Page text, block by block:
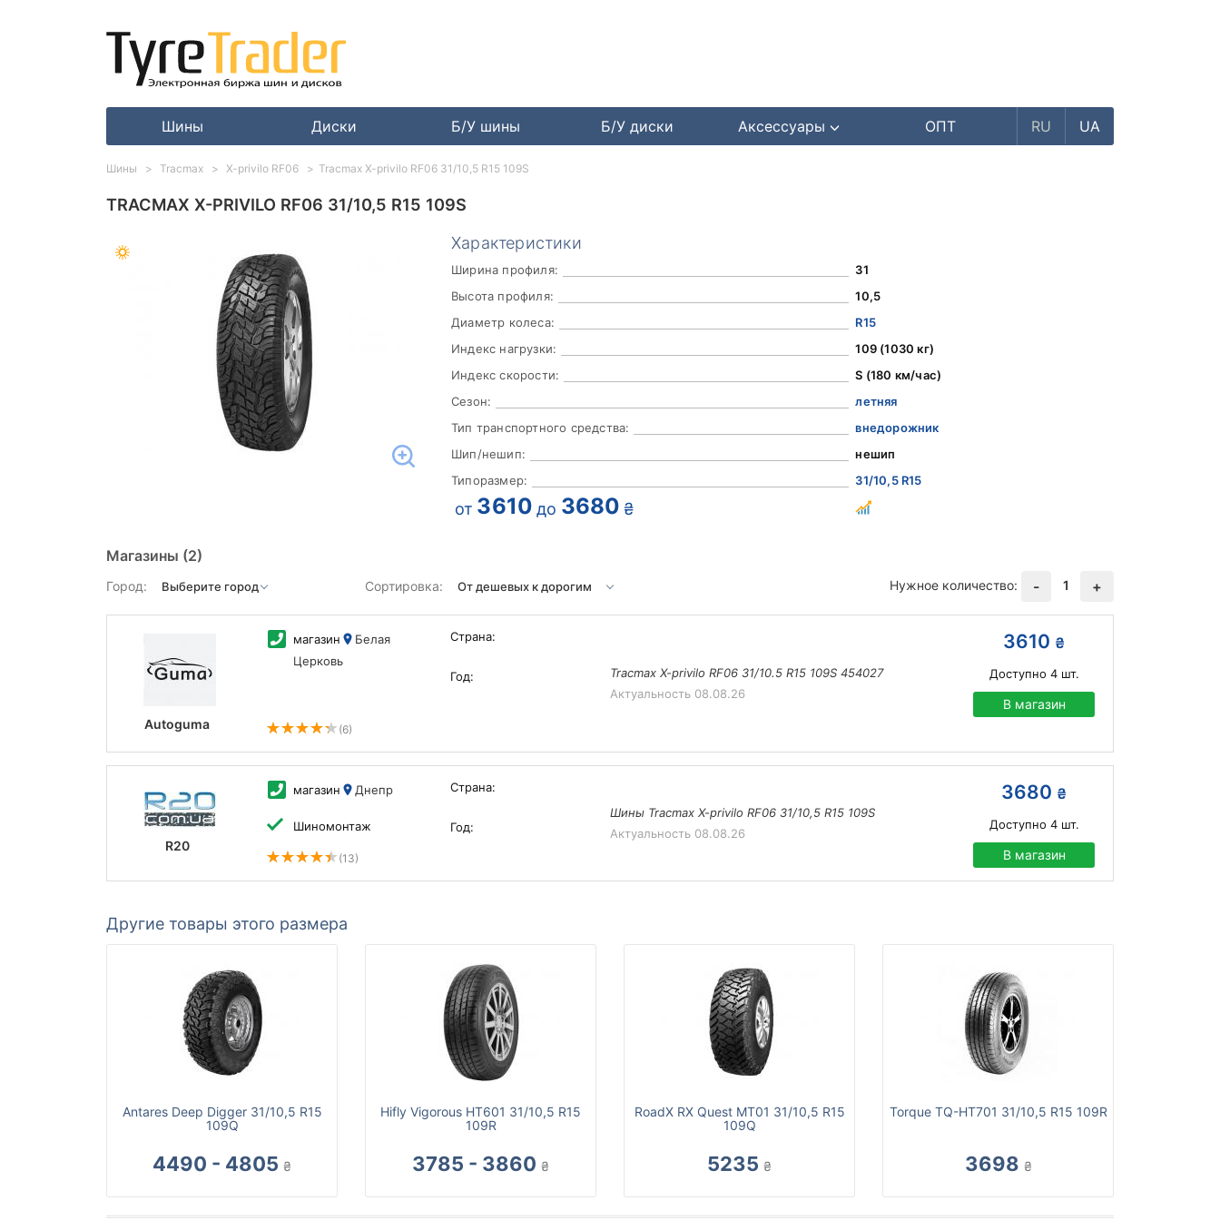
Шины Диски Б/У шины Б/У диски Аксессуары ОПТ RU UA
TRACMAX X-PRIVILO RF06 31/10,5 R15 109S
Характеристики
Ширина профиля:
31
Высота профиля:
10,5
Диаметр колеса:
R15
Индекс нагрузки:
109 (1030 кг)
Индекс скорости:
S (180 км/час)
Сезон:
летняя
Тип транспортного средства:
внедорожник
Шип/нешип:
нешип
Типоразмер:
31/10,5 R15
от 3610 до 3680 ₴
Магазины (2)
Город: Сортировка: Нужное количество: - 1 +
Autoguma
магазин
Белая
Церковь
(6)
Страна:
Год:
Tracmax X-privilo RF06 31/10.5 R15 109S 454027
Актуальность 08.08.26
3610 ₴
Доступно 4шт.
В магазин
R20
магазин Днепр
Шиномонтаж
(13)
Страна:
Год:
Шины Tracmax X-privilo RF06 31/10,5 R15 109S
Актуальность 08.08.26
3680 ₴
Доступно 4шт.
В магазин
Другие товары этого размера
Antares Deep Digger 31/10,5 R15
109Q
4490 - 4805 ₴
Hifly Vigorous HT601 31/10,5 R15
109R
3785 - 3860 ₴
RoadX RX Quest MT01 31/10,5 R15
109Q
5235 ₴
Torque TQ-HT701 31/10,5 R15 109R
3698 ₴
Шины Tracmax X-privilo RF06 Tracmax X-privilo RF06 31/10,5 R15 109S